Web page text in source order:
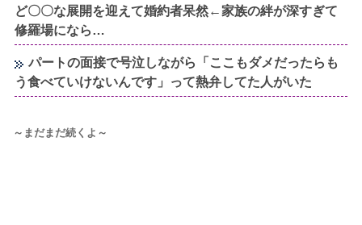
ど〇〇な展開を迎えて婚約者呆然←家族の絆が深すぎて
修羅場になら…
パートの面接で号泣しながら「ここもダメだったらも
う食べていけないんです」って熱弁してた人がいた
～まだまだ続くよ～